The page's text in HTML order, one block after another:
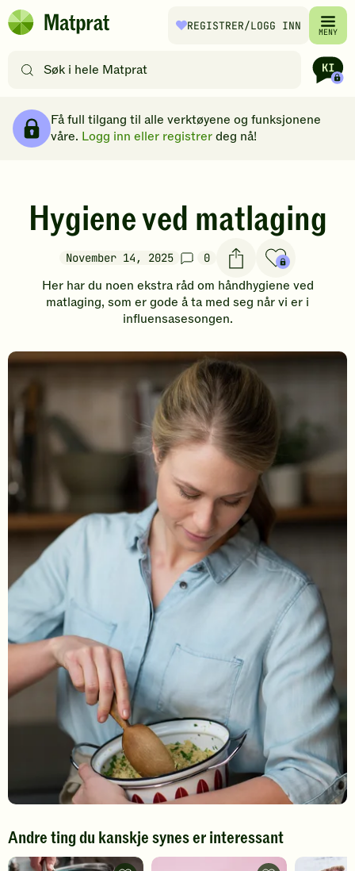
Hopp til hovedinnhold
Matprat
REGISTRER/LOGG INN MENY
etter
filtre
Få full tilgang til alle verktøyene og funksjonene
våre. Logg inn eller registrerdeg nå!
Hygiene ved matlaging
November 14, 2025 0
Her har du noen ekstra råd om håndhygiene ved
matlaging, som er gode å ta med seg når vi er i
influensasesongen.
Andre ting du kanskje synes er interessant